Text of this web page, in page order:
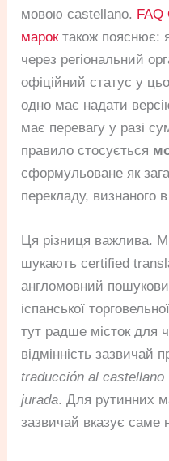
мовою castellano. FAQ
мароктакож пояснює:
через регіональний
офіційний статус у
одно має надати
має перевагу у разі
правило стосується
сформульоване як
перекладу, визнаного в
Ця різниця важлива.
шукають certified
англомовний
іспанської
тут радше місток для
відмінність зазвичай
traducción al castellano
jurada. Для рутинних
зазвичай вказує саме